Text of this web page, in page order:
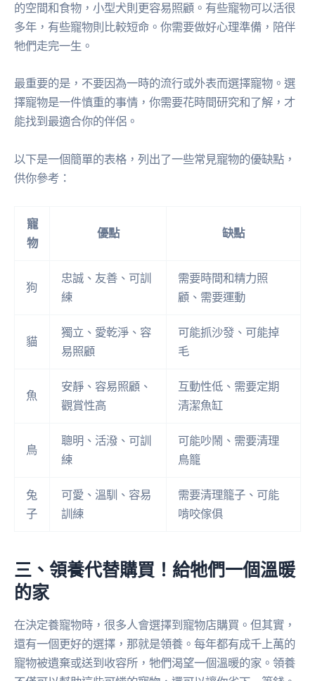
的空間和食物，小型犬則更容易照顧。有些寵物可以活很
多年，有些寵物則比較短命。你需要做好心理準備，陪伴
牠們走完一生。
最重要的是，不要因為一時的流行或外表而選擇寵物。選
擇寵物是一件慎重的事情，你需要花時間研究和了解，才
能找到最適合你的伴侶。
以下是一個簡單的表格，列出了一些常見寵物的優缺點，
供你參考：
寵
物
優點 缺點
狗
忠誠、友善、可訓
練
需要時間和精力照
顧、需要運動
貓
獨立、愛乾淨、容
易照顧
可能抓沙發、可能掉
毛
魚
安靜、容易照顧、
觀賞性高
互動性低、需要定期
清潔魚缸
鳥
聰明、活潑、可訓
練
可能吵鬧、需要清理
鳥籠
兔
子
可愛、溫馴、容易
訓練
需要清理籠子、可能
啃咬傢俱
三、領養代替購買！給牠們一個溫暖
的家
在決定養寵物時，很多人會選擇到寵物店購買。但其實，
還有一個更好的選擇，那就是領養。每年都有成千上萬的
寵物被遺棄或送到收容所，牠們渴望一個溫暖的家。領養